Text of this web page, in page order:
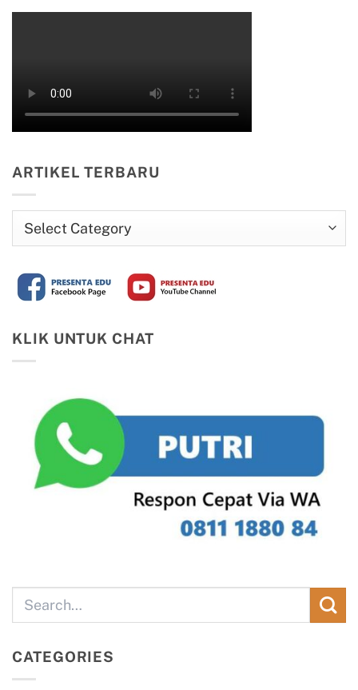
ARTIKEL TERBARU
Terbaru
KLIK UNTUK CHAT
CATEGORIES